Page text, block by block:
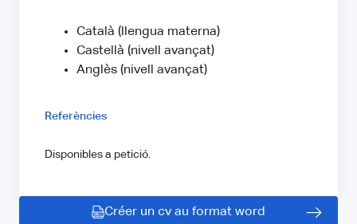
Català (llengua materna)
Castellà (nivell avançat)
Anglès (nivell avançat)
Referències
Disponibles a petició.
Créer un cv au format word